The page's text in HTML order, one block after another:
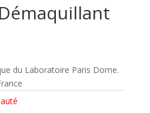
du Laboratoire Paris Dome.